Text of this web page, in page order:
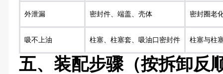
外泄漏 密封件、端盖、壳体 密封圈老
吸不上油 柱塞、柱塞套、吸油口密封件 柱塞与柱
五、装配步骤（按拆卸反